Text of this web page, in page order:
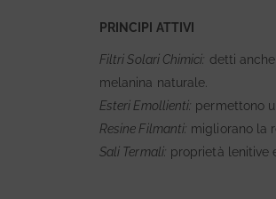
PRINCIPI ATTIVI
Filtri Solari Chimici: detti
melanina naturale.
Esteri Emollienti: permettono
Resine Filmanti: migliorano la
Sali Termali: proprietà lenitive